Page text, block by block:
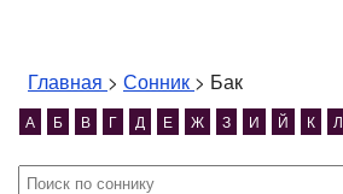
Главная > Сонник > Бак
А Б В Г Д Е Ж З И Й К Л